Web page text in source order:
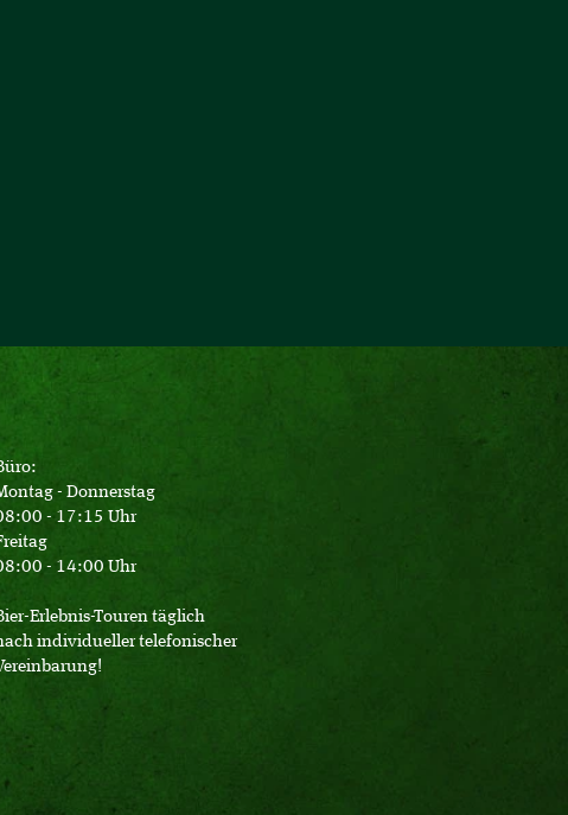
- Donnerstag
- 17:15 Uhr
- 14:00 Uhr
Erlebnis-Touren täglich
individueller telefonischer